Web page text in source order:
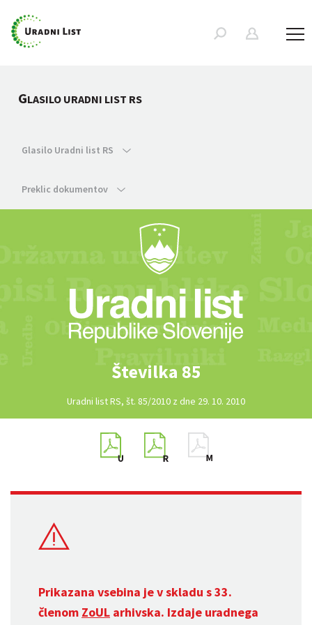
GLASILO URADNI LIST RS
Glasilo Uradni list RS
Preklic dokumentov
Številka 85
Uradni list RS, št. 85/2010 z dne 29. 10. 2010
Prikazana vsebina je v skladu s 33.
členom ZoUL arhivska. Izdaje uradnega